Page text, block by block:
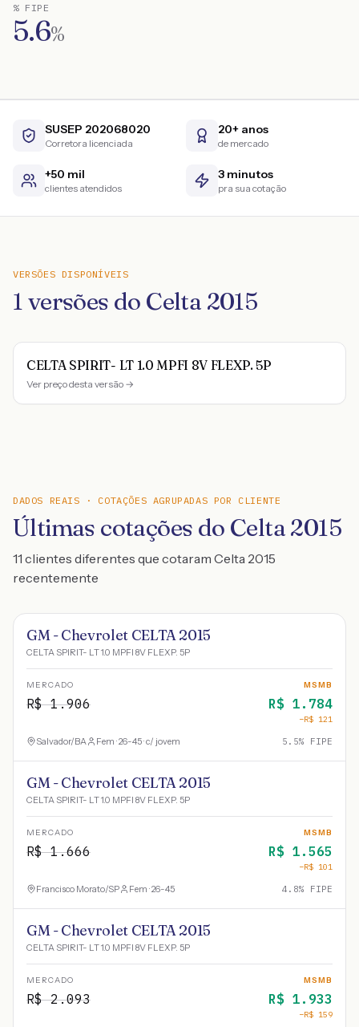
% FIPE
5.6%
SUSEP 202068020
Corretora licenciada
20+ anos
de mercado
+50 mil
clientes atendidos
3 minutos
pra sua cotação
VERSÕES DISPONÍVEIS
1versões do Celta 2015
CELTA SPIRIT- LT 1.0 MPFI 8V FLEXP. 5P
Ver preço desta versão →
DADOS REAIS · COTAÇÕES AGRUPADAS POR CLIENTE
Últimas cotações do Celta 2015
11 clientes diferentes que cotaram Celta 2015
recentemente
GM - Chevrolet CELTA 2015
CELTA SPIRIT- LT 1.0 MPFI 8V FLEXP. 5P
MERCADO
R$1.906
MSMB
R$ 1.784
−R$ 121
Salvador/BA Fem · 26-45 · c/ jovem 5.5% FIPE
GM - Chevrolet CELTA 2015
CELTA SPIRIT- LT 1.0 MPFI 8V FLEXP. 5P
MERCADO
R$1.666
MSMB
R$ 1.565
−R$ 101
Francisco Morato/SP Fem · 26-45 4.8% FIPE
GM - Chevrolet CELTA 2015
CELTA SPIRIT- LT 1.0 MPFI 8V FLEXP. 5P
MERCADO
R$2.093
MSMB
R$ 1.933
−R$ 159